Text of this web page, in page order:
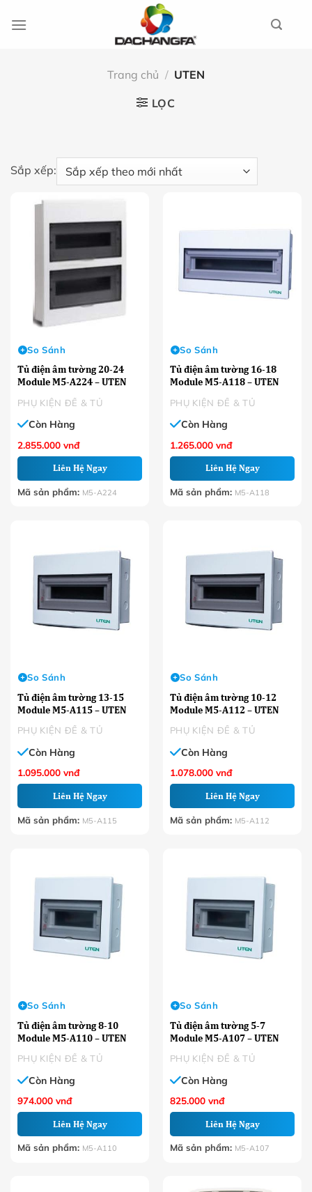
đến
Trang chủ / UTEN
LỌC
Sắp xếp:
PHỤ KIỆN ĐẾ & TỦ
Tủ điện âm tường 20-24
Module M5-A224 – UTEN
So Sánh
Còn Hàng
2.855.000 vnđ
Liên Hệ Ngay
Mã sản phẩm: M5-A224
PHỤ KIỆN ĐẾ & TỦ
Tủ điện âm tường 16-18
Module M5-A118 – UTEN
So Sánh
Còn Hàng
1.265.000 vnđ
Liên Hệ Ngay
Mã sản phẩm: M5-A118
PHỤ KIỆN ĐẾ & TỦ
Tủ điện âm tường 13-15
Module M5-A115 – UTEN
So Sánh
Còn Hàng
1.095.000 vnđ
Liên Hệ Ngay
Mã sản phẩm: M5-A115
PHỤ KIỆN ĐẾ & TỦ
Tủ điện âm tường 10-12
Module M5-A112 – UTEN
So Sánh
Còn Hàng
1.078.000 vnđ
Liên Hệ Ngay
Mã sản phẩm: M5-A112
PHỤ KIỆN ĐẾ & TỦ
Tủ điện âm tường 8-10
Module M5-A110 – UTEN
So Sánh
Còn Hàng
974.000 vnđ
Liên Hệ Ngay
Mã sản phẩm: M5-A110
PHỤ KIỆN ĐẾ & TỦ
Tủ điện âm tường 5-7
Module M5-A107 – UTEN
So Sánh
Còn Hàng
825.000 vnđ
Liên Hệ Ngay
Mã sản phẩm: M5-A107